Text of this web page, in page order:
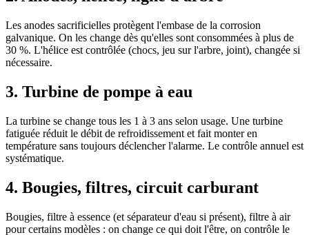
Les anodes sacrificielles protègent l'embase de la corrosion
galvanique. On les change dès qu'elles sont consommées à plus de
30 %. L'hélice est contrôlée (chocs, jeu sur l'arbre, joint), changée si
nécessaire.
3. Turbine de pompe à eau
La turbine se change tous les 1 à 3 ans selon usage. Une turbine
fatiguée réduit le débit de refroidissement et fait monter en
température sans toujours déclencher l'alarme. Le contrôle annuel est
systématique.
4. Bougies, filtres, circuit carburant
Bougies, filtre à essence (et séparateur d'eau si présent), filtre à air
pour certains modèles : on change ce qui doit l'être, on contrôle le